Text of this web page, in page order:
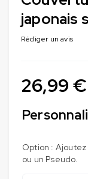
japonais
Rédiger un avis
26,99 €
Option :
ou un Pseudo.